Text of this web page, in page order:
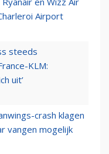
Airport
steeds
KLM:
uit’
crash klagen
vangen mogelijk